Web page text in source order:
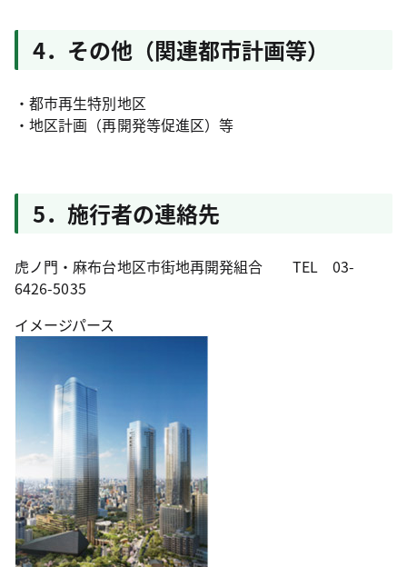
4．その他（関連都市計画等）
・都市再生特別地区
・地区計画（再開発等促進区）等
5．施行者の連絡先
虎ノ門・麻布台地区市街地再開発組合 TEL 03-
6426-5035
イメージパース